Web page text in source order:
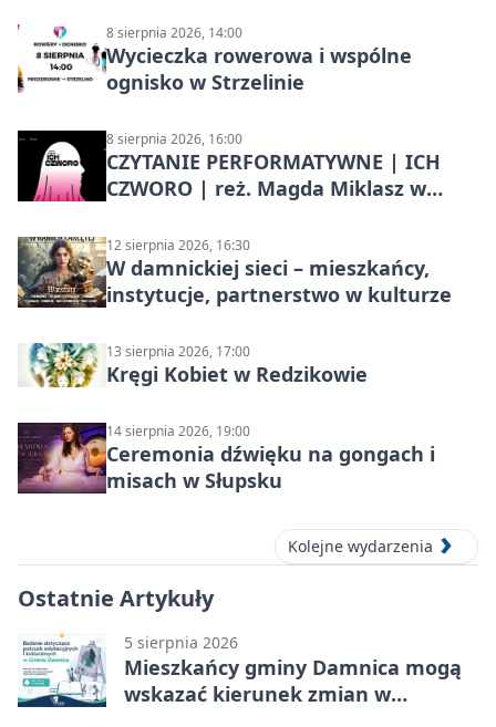
8 sierpnia 2026, 14:00
Wycieczka rowerowa i wspólne
ognisko w Strzelinie
8 sierpnia 2026, 16:00
CZYTANIE PERFORMATYWNE | ICH
CZWORO | reż. Magda Miklasz w
12 sierpnia 2026, 16:30
W damnickiej sieci – mieszkańcy,
instytucje, partnerstwo w kulturze
13 sierpnia 2026, 17:00
Kręgi Kobiet w Redzikowie
14 sierpnia 2026, 19:00
Ceremonia dźwięku na gongach i
misach w Słupsku
Kolejne wydarzenia
Ostatnie Artykuły
5 sierpnia 2026
Mieszkańcy gminy Damnica mogą
wskazać kierunek zmian w